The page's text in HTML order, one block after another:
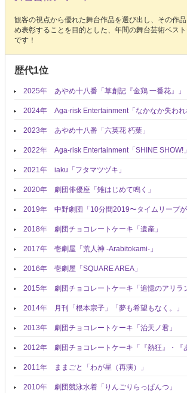
観客の視点から優れた舞台作品を選び出し、その作
め表彰することを目的とした、年間の舞台芸術ベス
です！
歴代1位
2025年 あやめ十八番「草創記『金鶏 一番花』」
2024年 Aga-risk Entertainment「なかなか失われ
2023年 あやめ十八番「六英花 朽葉」
2022年 Aga-risk Entertainment「SHINE SHOW!」
2021年 iaku「フタマツヅキ」
2020年 劇団俳優座「雉はじめて鳴く」
2019年 中野劇団「10分間2019〜タイムリープが
2018年 劇団チョコレートケーキ「遺産」
2017年 壱劇屋「荒人神 -Arabitokami-」
2016年 壱劇屋「SQUARE AREA」
2015年 劇団チョコレートケーキ「追憶のアリラ
2014年 月刊「根本宗子」「夢も希望もなく。」
2013年 劇団チョコレートケーキ「治天ノ君」
2012年 劇団チョコレートケーキ「『熱狂』・『
2011年 ままごと「わが星（再演）」
2010年 劇団競泳水着「りんごりらっぱんつ」